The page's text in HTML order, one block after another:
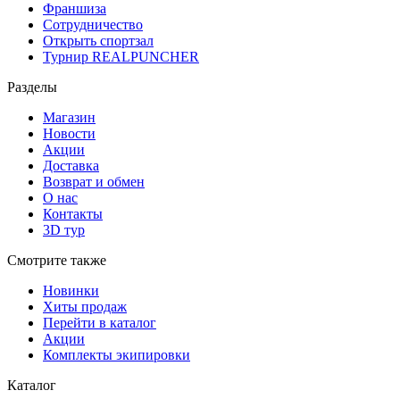
Франшиза
Сотрудничество
Открыть спортзал
Турнир REALPUNCHER
Разделы
Магазин
Новости
Акции
Доставка
Возврат и обмен
О нас
Контакты
3D тур
Смотрите также
Новинки
Хиты продаж
Перейти в каталог
Акции
Комплекты экипировки
Каталог